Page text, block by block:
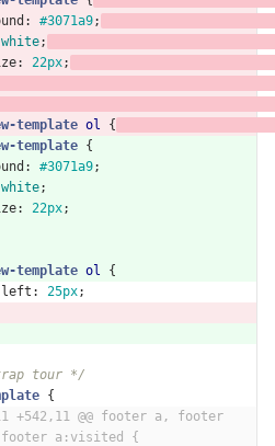
: #3071a9;
white;
: 22px;
template ol
{
template {
: #3071a9;
white;
: 22px;
template ol
{
left : 25px;
tour */
{
+542,11 @@ footer a, footer
footer a:visited {